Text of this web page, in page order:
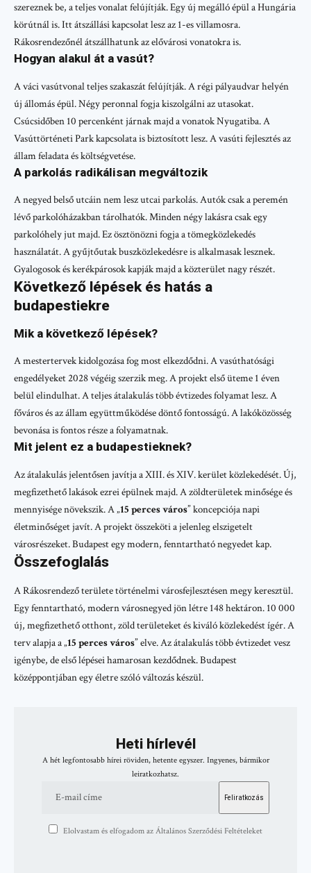
szereznek be, a teljes vonalat felújítják. Egy új megálló épül a Hungária
körútnál is. Itt átszállási kapcsolat lesz az 1-es villamosra.
Rákosrendezőnél átszállhatunk az elővárosi vonatokra is.
Hogyan alakul át a vasút?
A váci vasútvonal teljes szakaszát felújítják. A régi pályaudvar helyén
új állomás épül. Négy peronnal fogja kiszolgálni az utasokat.
Csúcsidőben 10 percenként járnak majd a vonatok Nyugatiba. A
Vasúttörténeti Park kapcsolata is biztosított lesz. A vasúti fejlesztés az
állam feladata és költségvetése.
A parkolás radikálisan megváltozik
A negyed belső utcáin nem lesz utcai parkolás. Autók csak a peremén
lévő parkolóházakban tárolhatók. Minden négy lakásra csak egy
parkolóhely jut majd. Ez ösztönözni fogja a tömegközlekedés
használatát. A gyűjtőutak buszközlekedésre is alkalmasak lesznek.
Gyalogosok és kerékpárosok kapják majd a közterület nagy részét.
Következő lépések és hatás a
budapestiekre
Mik a következő lépések?
A mestertervek kidolgozása fog most elkezdődni. A vasúthatósági
engedélyeket 2028 végéig szerzik meg. A projekt első üteme 1 éven
belül elindulhat. A teljes átalakulás több évtizedes folyamat lesz. A
főváros és az állam együttműködése döntő fontosságú. A lakóközösség
bevonása is fontos része a folyamatnak.
Mit jelent ez a budapestieknek?
Az átalakulás jelentősen javítja a XIII. és XIV. kerület közlekedését. Új,
megfizethető lakások ezrei épülnek majd. A zöldterületek minősége és
mennyisége növekszik. A „15 perces város” koncepciója napi
életminőséget javít. A projekt összeköti a jelenleg elszigetelt
városrészeket. Budapest egy modern, fenntartható negyedet kap.
Összefoglalás
A Rákosrendező területe történelmi városfejlesztésen megy keresztül.
Egy fenntartható, modern városnegyed jön létre 148 hektáron. 10 000
új, megfizethető otthont, zöld területeket és kiváló közlekedést ígér. A
terv alapja a „15 perces város” elve. Az átalakulás több évtizedet vesz
igénybe, de első lépései hamarosan kezdődnek. Budapest
középpontjában egy életre szóló változás készül.
Heti hírlevél
A hét legfontosabb hírei röviden, hetente egyszer. Ingyenes, bármikor
leiratkozhatsz.
Elolvastam és elfogadom az Általános Szerződési Feltételeket